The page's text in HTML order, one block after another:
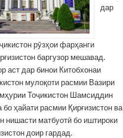
дар
рӯзҳои фарҳанги
баргузор мешавад.
аст дар бинои Китобхонаи
мулоқоти расмии Вазири
Тоҷикистон Шамсиддин
ҳайати расмии Қирғизистон ва
нишасти матбуотӣ бо иштироки
доир гардад.